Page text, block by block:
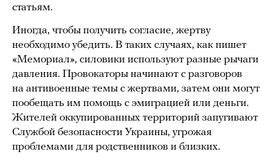
статьям.
Иногда, чтобы получить согласие, жертву
необходимо убедить. В таких случаях, как пишет
«Мемориал», силовики используют разные рычаги
давления. Провокаторы начинают с разговоров
на антивоенные темы с жертвами, затем они могут
пообещать им помощь с эмиграцией или деньги.
Жителей оккупированных территорий запугивают
Службой безопасности Украины, угрожая
проблемами для родственников и близких.